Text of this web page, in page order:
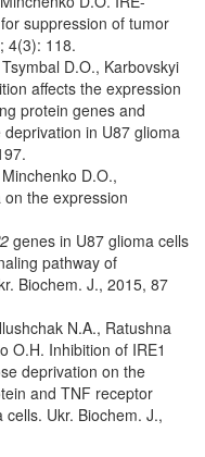
suppression of tumor
4(3): 118.
D.O., Karbovskyi
affects the expression
protein genes and
in U87 glioma
D.O.,
the expression
genes in U87 glioma cells
pathway of
Biochem. J., 2015, 87
N.A., Ratushna
O.H. Inhibition of IRE1
deprivation on the
and TNF receptor
Ukr. Biochem. J.,